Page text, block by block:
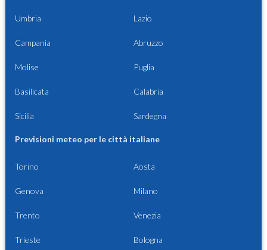
Umbria Lazio
Campania Abruzzo
Molise Puglia
Basilicata Calabria
Sicilia Sardegna
Previsioni meteo per le città italiane
Torino Aosta
Genova Milano
Trento Venezia
Trieste Bologna